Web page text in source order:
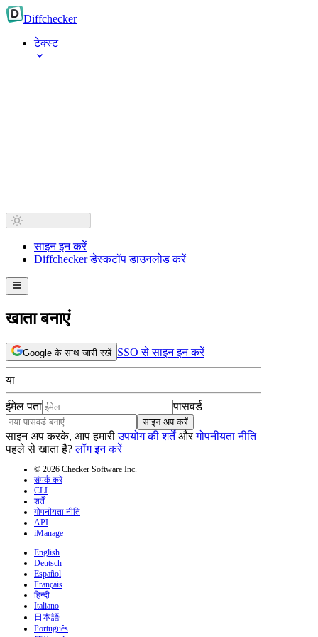
Diffchecker
टेक्स्ट
साइन इन करें
Diffchecker डेस्कटॉप डाउनलोड करें
खाता बनाएं
Google के साथ जारी रखें SSO से साइन इन करें
या
ईमेल पता पासवर्ड
साइन अप करें
साइन अप करके, आप हमारी उपयोग की शर्तें और गोपनीयता नीति
पहले से खाता है? लॉग इन करें
© 2026 Checker Software Inc.
संपर्क करें
CLI
शर्तें
गोपनीयता नीति
API
iManage
English
Deutsch
Español
Français
हिन्दी
Italiano
日本語
Português